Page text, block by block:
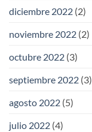
diciembre 2022 (2)
noviembre 2022 (2)
octubre 2022 (3)
septiembre 2022 (3)
agosto 2022 (5)
julio 2022 (4)